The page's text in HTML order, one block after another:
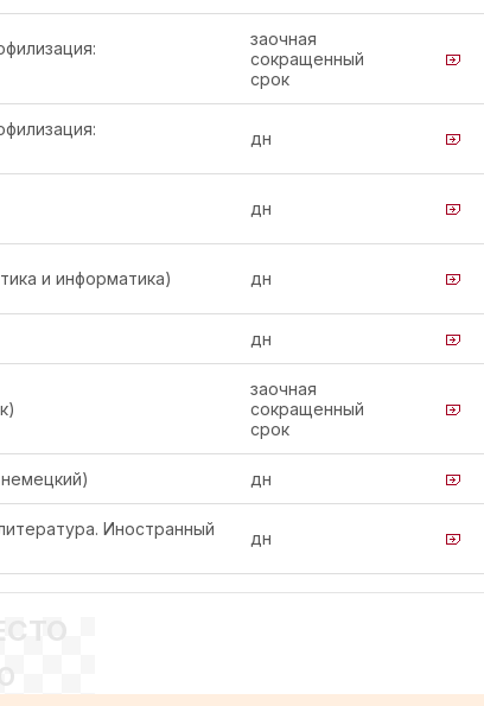
заочная
сокращенный
срок
дн
дн
и информатика) дн
дн
заочная
сокращенный
срок
дн
Иностранный
дн